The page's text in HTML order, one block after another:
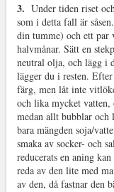
3. Under tiden riset
som i detta fall är
din tumme) och ett
halvmånar. Sätt en
neutral olja, och lägg i
lägger du i resten.
färg, men låt inte
och lika mycket vatten,
medan allt bubblar och
bara mängden soja/
smaka av socker- och
reducerats en aning
reda av den lite med
av den, då fastnar den